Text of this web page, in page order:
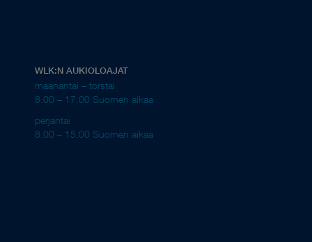
WLK:N AUKIOLOAJAT
maanantai – torstai
8.00 – 17.00 Suomen aikaa
perjantai
8.00 – 15.00 Suomen aikaa